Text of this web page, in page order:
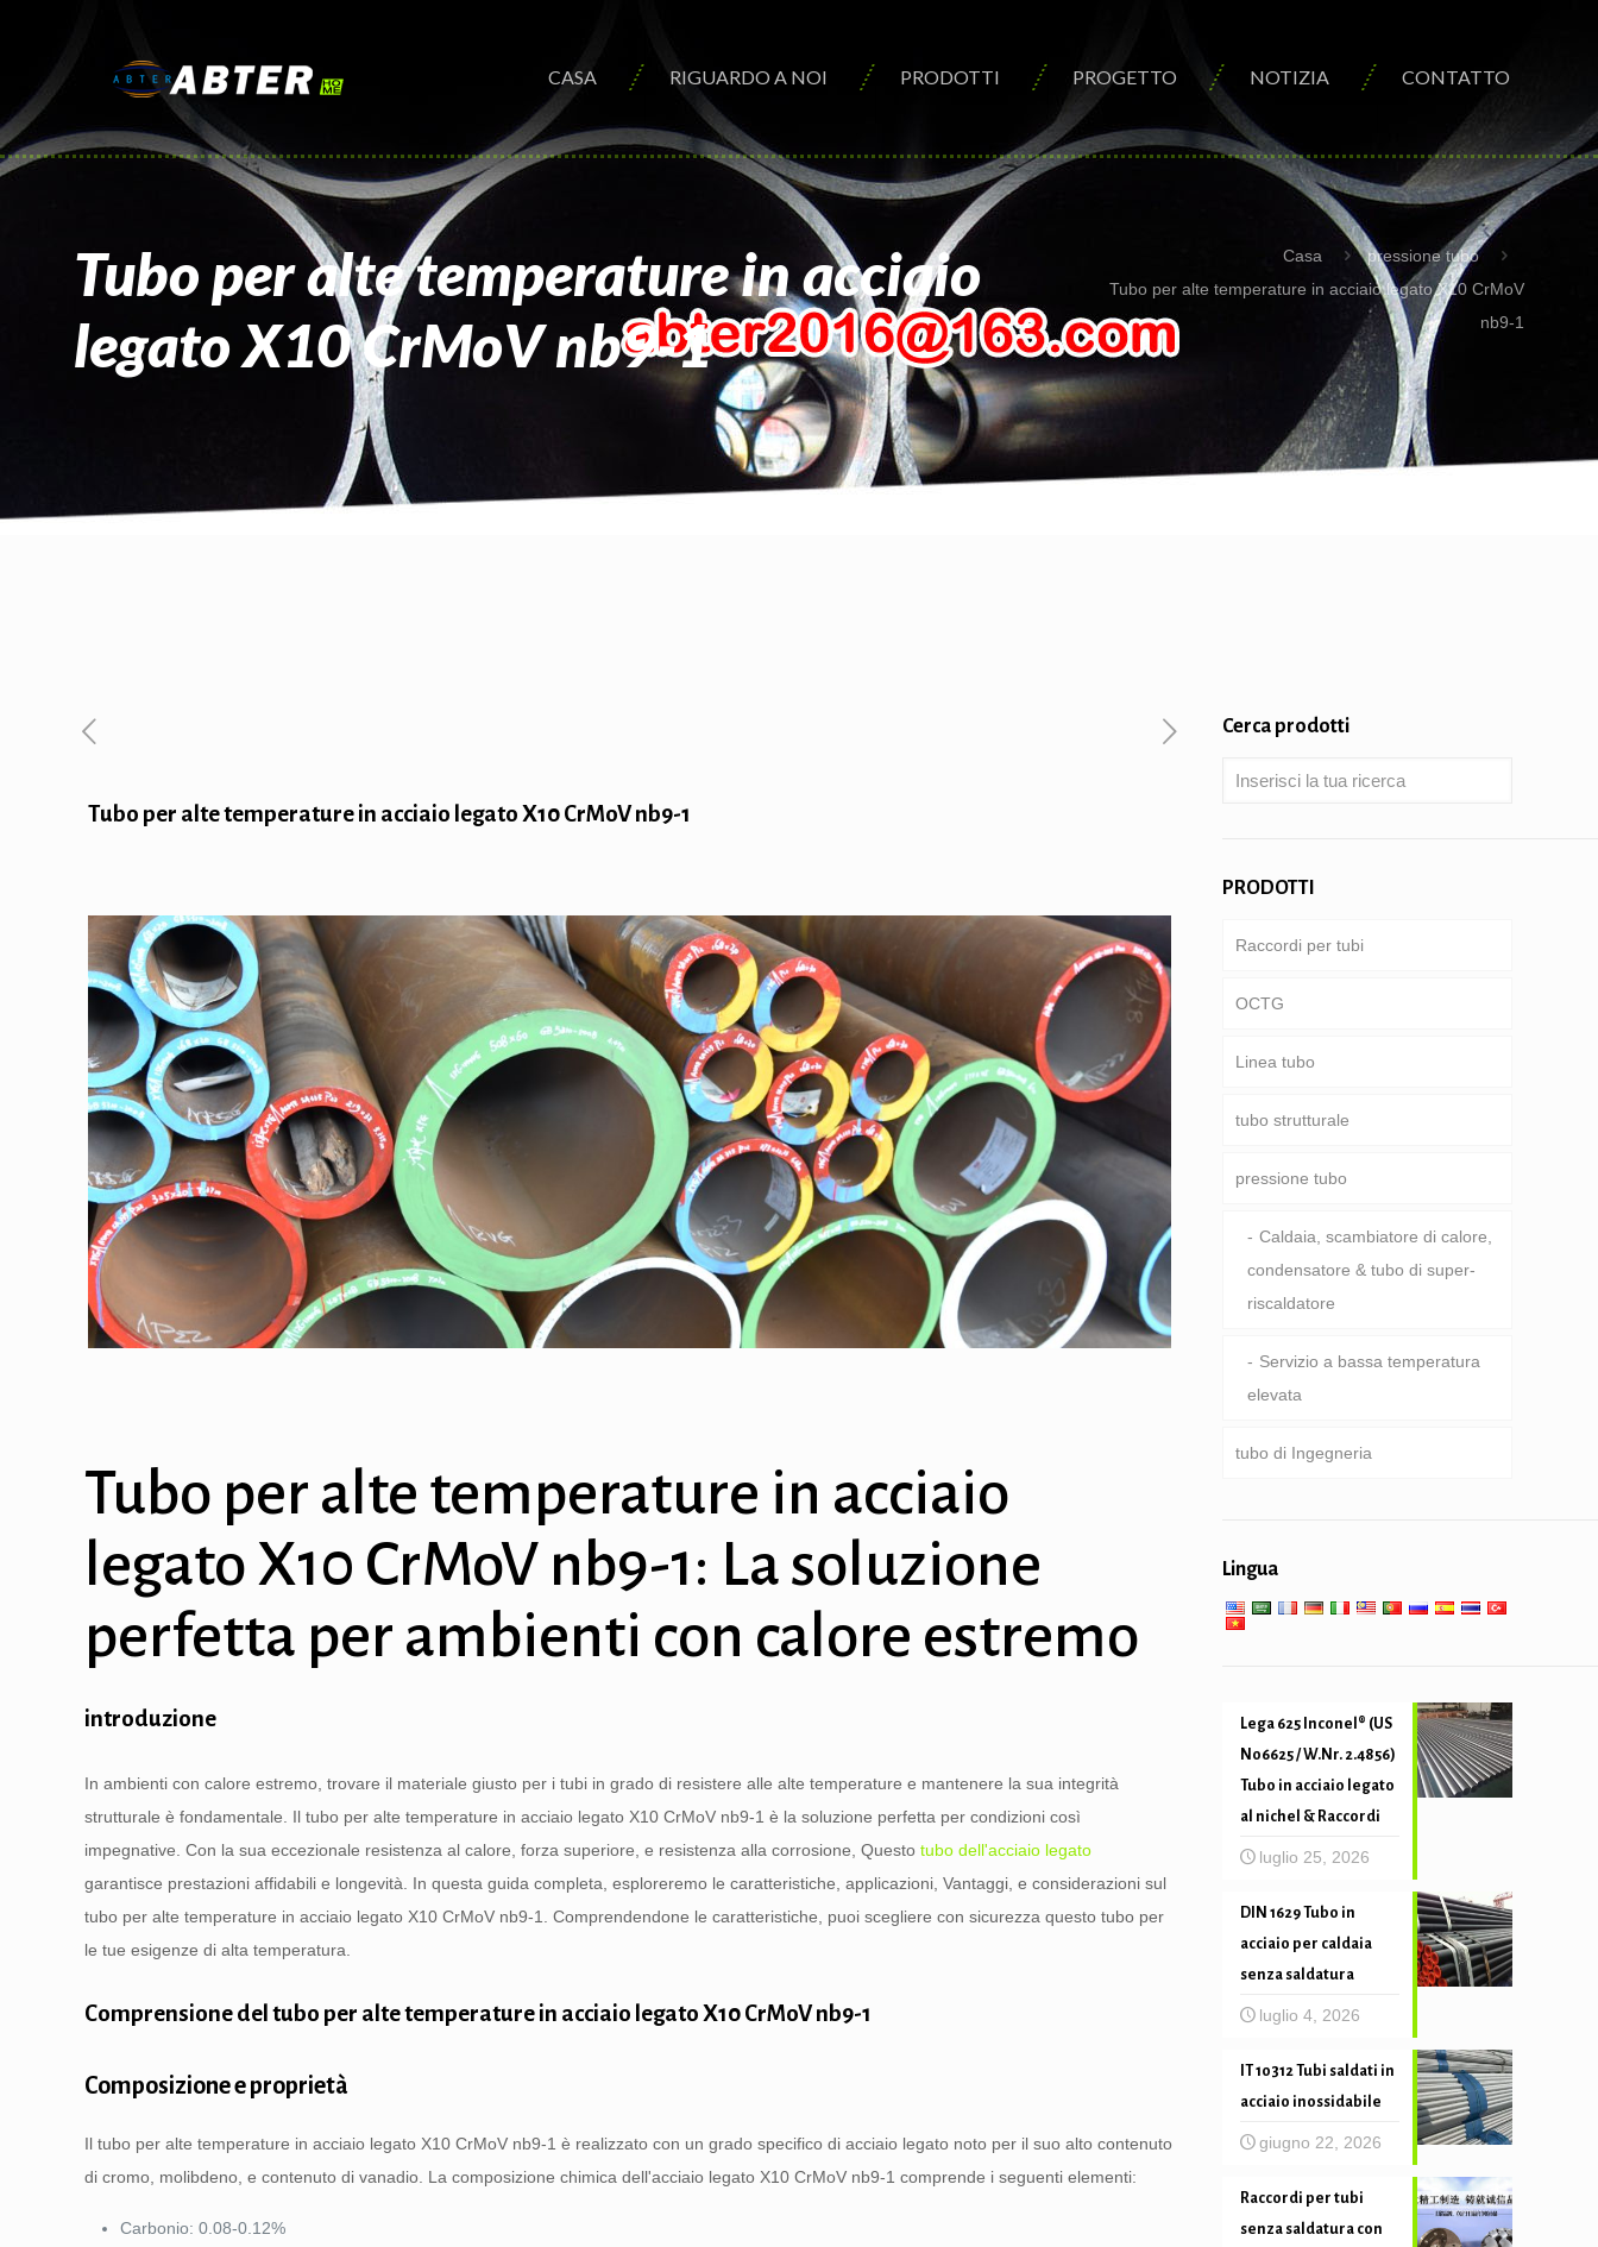
CASA RIGUARDO A NOI PRODOTTI PROGETTO NOTIZIA CONTATTO
Tubo per alte temperature in acciaio
legato X10 CrMoV nb9-1
Casa
pressione tubo
Tubo per alte temperature in acciaio legato X10 CrMoV
nb9-1
Tubo per alte temperature in acciaio legato X10 CrMoV nb9-1
Tubo per alte temperature in acciaio
legato X10 CrMoV nb9-1: La soluzione
perfetta per ambienti con calore estremo
introduzione
In ambienti con calore estremo, trovare il materiale giusto per i tubi in grado di resistere alle alte temperature e mantenere la sua integrità
strutturale è fondamentale. Il tubo per alte temperature in acciaio legato X10 CrMoV nb9-1 è la soluzione perfetta per condizioni così
impegnative. Con la sua eccezionale resistenza al calore, forza superiore, e resistenza alla corrosione, Questotubo dell'acciaio legato
garantisce prestazioni affidabili e longevità. In questa guida completa, esploreremo le caratteristiche, applicazioni, Vantaggi, e considerazioni sul
tubo per alte temperature in acciaio legato X10 CrMoV nb9-1. Comprendendone le caratteristiche, puoi scegliere con sicurezza questo tubo per
le tue esigenze di alta temperatura.
Comprensione del tubo per alte temperature in acciaio legato X10 CrMoV nb9-1
Composizione e proprietà
Il tubo per alte temperature in acciaio legato X10 CrMoV nb9-1 è realizzato con un grado specifico di acciaio legato noto per il suo alto contenuto
di cromo, molibdeno, e contenuto di vanadio. La composizione chimica dell'acciaio legato X10 CrMoV nb9-1 comprende i seguenti elementi:
Carbonio: 0.08-0.12%
Cerca prodotti
PRODOTTI
Raccordi per tubi
OCTG
Tubi & involucro
Asta di perforazione
aste di perforazione Pesante &
Linea tubo
conduttura Comune
Servizio speciale e rivestiti &
tubo strutturale
Rotondo, Piazza & tubo
Tubo zincato
perforazione
pressione tubo
Caldaia, scambiatore di calore,
condensatore & tubo di super-
riscaldatore
Servizio a bassa temperatura
elevata
tubo di Ingegneria
meccanica del tubo e
precisione
Lingua
Lega 625 Inconel® (US
N06625 / W.Nr. 2.4856)
Tubo in acciaio legato
al nichel & Raccordi
luglio 25, 2026
DIN 1629 Tubo in
acciaio per caldaia
senza saldatura
luglio 4, 2026
IT 10312 Tubi saldati in
acciaio inossidabile
giugno 22, 2026
Raccordi per tubi
senza saldatura con